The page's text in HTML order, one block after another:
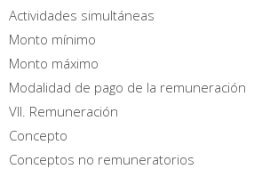
Actividades simultáneas
Monto mínimo
Monto máximo
Modalidad de pago de la remuneración
VII. Remuneración
Concepto
Conceptos no remuneratorios